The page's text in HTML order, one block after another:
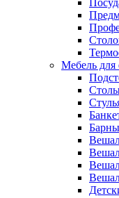
Мебель для